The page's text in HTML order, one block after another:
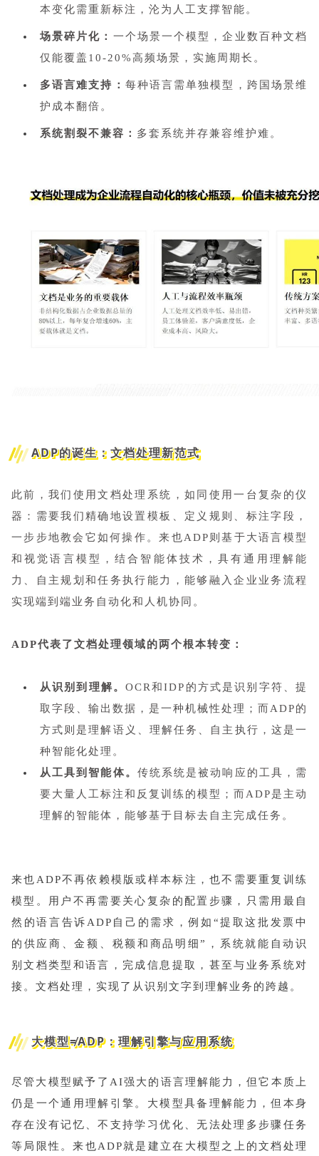
本变化需重新标注，沦为人工支撑智能。
场景碎片化： 一个场景一个模型，企业数百种文档
仅能覆盖10-20%高频场景，实施周期长。
多语言难支持： 每种语言需单独模型，跨国场景维
护成本翻倍。
系统割裂不兼容： 多套系统并存兼容维护难。
ADP的诞生：文档处理新范式
此前，我们使用文档处理系统，如同使用一台复杂的仪
器：需要我们精确地设置模板、定义规则、标注字段，
一步步地教会它如何操作。来也ADP则基于大语言模型
和视觉语言模型，结合智能体技术，具有通用理解能
力、自主规划和任务执行能力，能够融入企业业务流程
实现端到端业务自动化和人机协同。
ADP代表了文档处理领域的两个根本转变：
从识别到理解。OCR和IDP的方式是识别字符、提
取字段、输出数据，是一种机械性处理；而ADP的
方式则是理解语义、理解任务、自主执行，这是一
种智能化处理。
从工具到智能体。 传统系统是被动响应的工具，需
要大量人工标注和反复训练的模型；而ADP是主动
理解的智能体，能够基于目标去自主完成任务。
来也ADP不再依赖模版或样本标注，也不需要重复训练
模型。用户不再需要关心复杂的配置步骤，只需用最自
然的语言告诉ADP自己的需求，例如“提取这批发票中
的供应商、金额、税额和商品明细”，系统就能自动识
别文档类型和语言，完成信息提取，甚至与业务系统对
接。文档处理，实现了从识别文字到理解业务的跨越。
大模型≠ADP：理解引擎与应用系统
尽管大模型赋予了AI强大的语言理解能力，但它本质上
仍是一个通用理解引擎。大模型具备理解能力，但本身
存在没有记忆、不支持学习优化、无法处理多步骤任务
等局限性。来也ADP就是建立在大模型之上的文档处理